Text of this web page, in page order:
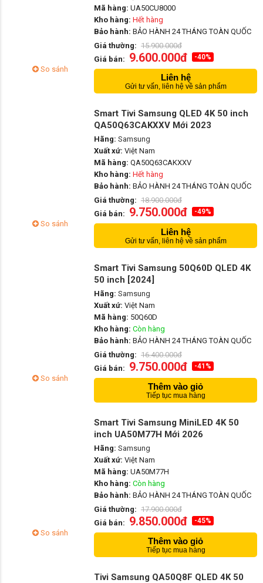
So sánh
Mã hàng: UA50CU8000
Kho hàng: Hết hàng
Bảo hành: BẢO HÀNH 24 THÁNG TOÀN QUỐC
Giá thường: 15.900.000đ
Giá bán: 9.600.000đ -40%
Liên hệ
Gửi tư vấn, liên hệ về sản phẩm
So sánh
Smart Tivi Samsung QLED 4K 50 inch
QA50Q63CAKXXV Mới 2023
Hãng: Samsung
Xuất xứ: Việt Nam
Mã hàng: QA50Q63CAKXXV
Kho hàng: Hết hàng
Bảo hành: BẢO HÀNH 24 THÁNG TOÀN QUỐC
Giá thường: 18.900.000đ
Giá bán: 9.750.000đ -49%
Liên hệ
Gửi tư vấn, liên hệ về sản phẩm
So sánh
Smart Tivi Samsung 50Q60D QLED 4K
50 inch [2024]
Hãng: Samsung
Xuất xứ: Việt Nam
Mã hàng: 50Q60D
Kho hàng: Còn hàng
Bảo hành: BẢO HÀNH 24 THÁNG TOÀN QUỐC
Giá thường: 16.400.000đ
Giá bán: 9.750.000đ -41%
Thêm vào giỏ
Tiếp tục mua hàng
So sánh
Smart Tivi Samsung MiniLED 4K 50
inch UA50M77H Mới 2026
Hãng: Samsung
Xuất xứ: Việt Nam
Mã hàng: UA50M77H
Kho hàng: Còn hàng
Bảo hành: BẢO HÀNH 24 THÁNG TOÀN QUỐC
Giá thường: 17.900.000đ
Giá bán: 9.850.000đ -45%
Thêm vào giỏ
Tiếp tục mua hàng
Tivi Samsung QA50Q8F QLED 4K 50